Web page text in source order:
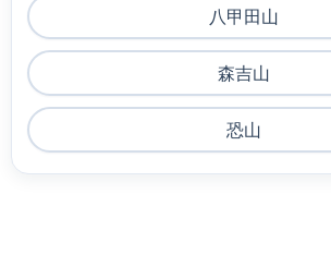
八甲田山
森吉山
恐山